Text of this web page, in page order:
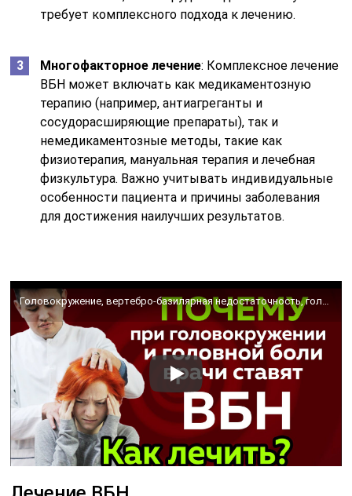
требует комплексного подхода к лечению.
Многофакторное лечение: Комплексное лечение
ВБН может включать как медикаментозную
терапию (например, антиагреганты и
сосудорасширяющие препараты), так и
немедикаментозные методы, такие как
физиотерапия, мануальная терапия и лечебная
физкультура. Важно учитывать индивидуальные
особенности пациента и причины заболевания
для достижения наилучших результатов.